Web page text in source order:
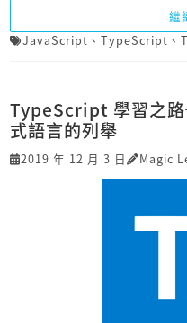
繼
JavaScript 、 TypeScript 、
TypeScript 學習之
式語言的列舉
2019 年 12 月 3 日 Magic